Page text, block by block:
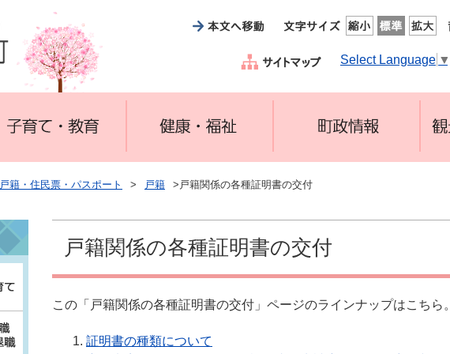
Select Language ▼
戸籍・住民票・パスポート > 戸籍 >戸籍関係の各種証明書の交付
戸籍関係の各種証明書の交付
この「戸籍関係の各種証明書の交付」ページのラインナップはこちら
証明書の種類について